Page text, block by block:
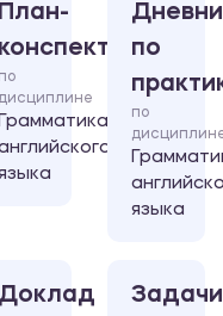
План-
конспект
по
дисциплине
по
по
языка
Доклад Задачи